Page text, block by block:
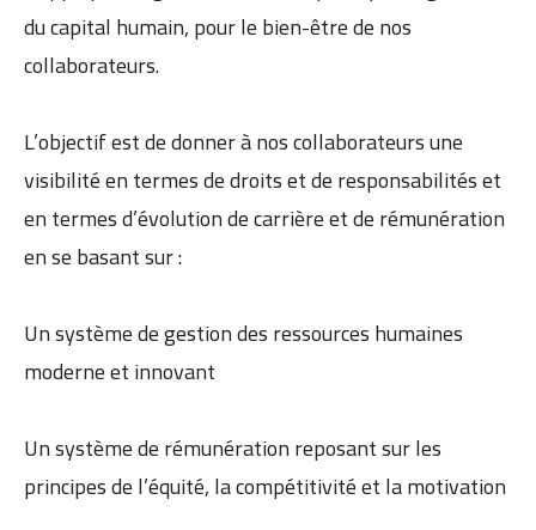
du capital humain, pour le bien-être de nos
collaborateurs.
L’objectif est de donner à nos collaborateurs une
visibilité en termes de droits et de responsabilités et
en termes d’évolution de carrière et de rémunération
en se basant sur :
Un système de gestion des ressources humaines
moderne et innovant
Un système de rémunération reposant sur les
principes de l’équité, la compétitivité et la motivation